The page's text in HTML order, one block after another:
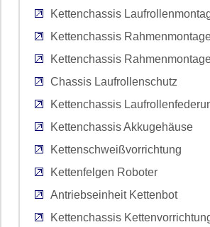
Kettenchassis
Kettenchassis
Kettenchassis Rahmenmontage
Chassis Laufrollenschutz
Kettenchassis
Kettenchassis Akkugehäuse
Kettenschweißvorrichtung
Kettenfelgen Roboter
Antriebseinheit Kettenbot
Kettenchassis